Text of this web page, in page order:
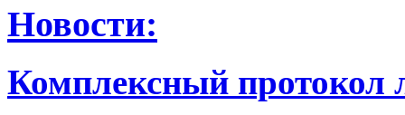
Новости:
Комплексный протокол